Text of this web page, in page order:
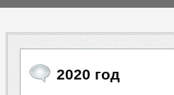
2020 год